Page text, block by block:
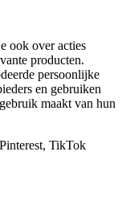
ook over acties
producten.
persoonlijke
en gebruiken
maakt van hun
TikTok